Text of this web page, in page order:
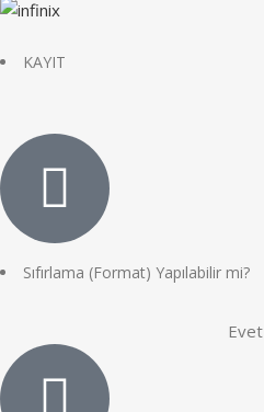
KAYIT
Sıfırlama (Format) Yapılabilir mi?
Evet